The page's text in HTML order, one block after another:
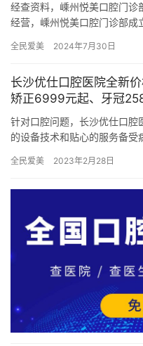
经查资料，嵊州悦美口腔门诊
经营，嵊州悦美口腔门诊部
全民爱美 2024年7月30日
长沙优仕口腔医院全新
矫正6999元起、牙冠
针对口腔问题，长沙优仕口腔
的设备技术和贴心的服务备
怎…
全民爱美 2023年2月28日